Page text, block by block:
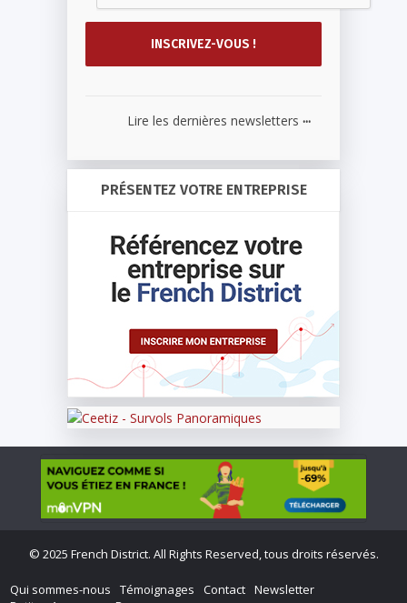
Lire les dernières newsletters ...
PRÉSENTEZ VOTRE ENTREPRISE
© 2025 French District. All Rights Reserved, tous droits réservés.
Qui sommes-nous Témoignages Contact Newsletter